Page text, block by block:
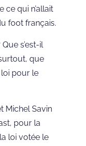
qui n’allait
foot français.
s’est-il
que
pour le
Michel Savin
pour la
loi votée le